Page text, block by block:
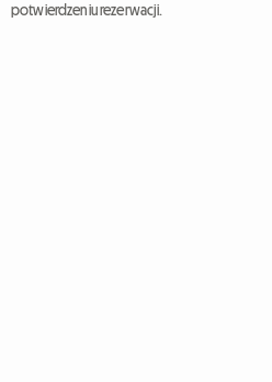
potwierdzeniu rezerwacji.